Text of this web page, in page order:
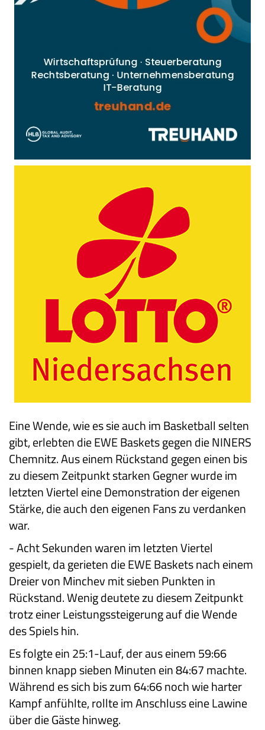
Eine Wende, wie es sie auch im Basketball selten
gibt, erlebten die EWE Baskets gegen die NINERS
Chemnitz. Aus einem Rückstand gegen einen bis
zu diesem Zeitpunkt starken Gegner wurde im
letzten Viertel eine Demonstration der eigenen
Stärke, die auch den eigenen Fans zu verdanken
war.
-Acht Sekunden waren im letzten Viertel
gespielt, da gerieten die EWE Baskets nach einem
Dreier von Minchev mit sieben Punkten in
Rückstand. Wenig deutete zu diesem Zeitpunkt
trotz einer Leistungssteigerung auf die Wende
des Spiels hin.
Es folgte ein 25:1-Lauf, der aus einem 59:66
binnen knapp sieben Minuten ein 84:67 machte.
Während es sich bis zum 64:66 noch wie harter
Kampf anfühlte, rollte im Anschluss eine Lawine
über die Gäste hinweg.